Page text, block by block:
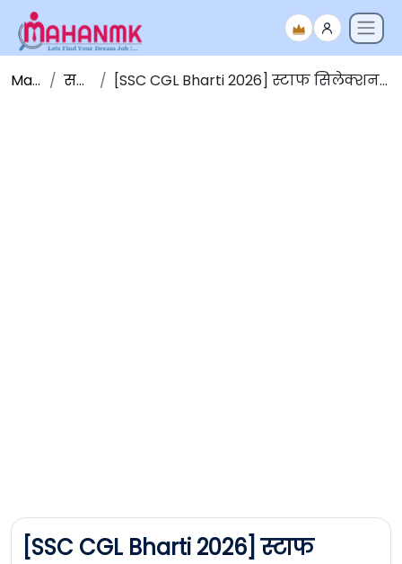
Maha NMK सर्व जाहिराती [SSC CGL Bharti 2026] स्टाफ सिलेक्शन कमिशन मार्फत 12,256 जागांसाठी मेगा भरती 2026 [मुदतवाढ]
[SSC CGL Bharti 2026] स्टाफ